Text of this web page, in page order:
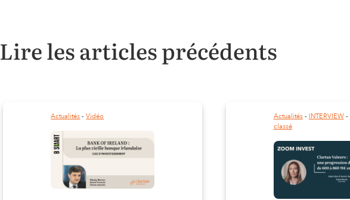
Lire les articles précédents
Actualités - Vidéo Actualités - INTERVIEW -
classé